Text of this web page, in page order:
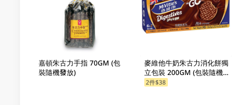
嘉頓朱古力手指 70GM (包
裝隨機發放)
麥維他牛奶朱古力消化餅獨
立包裝 200GM (包裝隨機發
放)
2件$38